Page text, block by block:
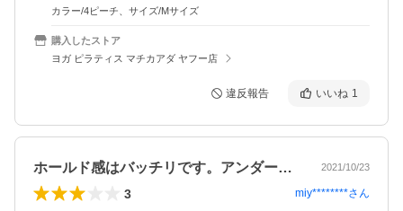
カラー/4ピーチ、サイズ/Mサイズ
購入したストア
ヨガ ピラティス マチカアダ ヤフー店
違反報告 いいね 1
ホールド感はバッチリです。アンダーはち… 2021/10/23
3 miy********さん